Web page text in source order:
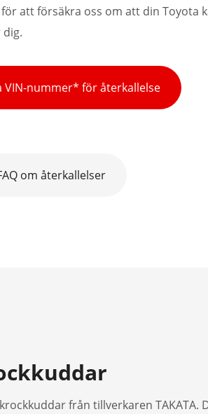
att försäkra oss om att din Toyota
VIN-nummer* för återkallelse
om återkallelser
från tillverkaren